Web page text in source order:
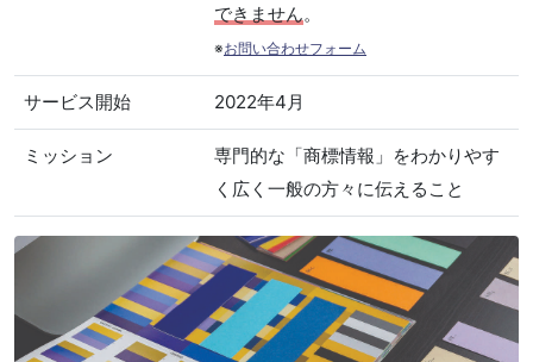
できません。
※お問い合わせフォーム
サービス開始 2022年4月
ミッション
専門的な「商標情報」をわかりやす
く広く一般の方々に伝えること